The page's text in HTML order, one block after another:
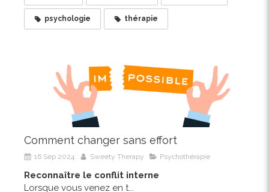
psychologie thérapie
Comment changer sans effort
16 Sep 2024 Sweety Therapy Psychothérapie
Reconnaître le conflit interne
Lorsque vous venez en t...